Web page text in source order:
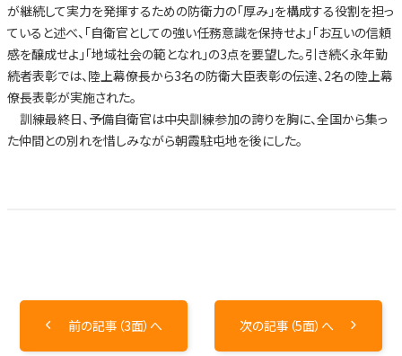
が継続して実力を発揮するための防衛力の「厚み」を構成する役割を担っ
ていると述べ、「自衛官としての強い任務意識を保持せよ」「お互いの信頼
感を醸成せよ」「地域社会の範となれ」の3点を要望した。引き続く永年勤
続者表彰では、陸上幕僚長から3名の防衛大臣表彰の伝達、2名の陸上幕
僚長表彰が実施された。
訓練最終日、予備自衛官は中央訓練参加の誇りを胸に、全国から集っ
た仲間との別れを惜しみながら朝霞駐屯地を後にした。
前の記事（3面）へ 次の記事（5面）へ